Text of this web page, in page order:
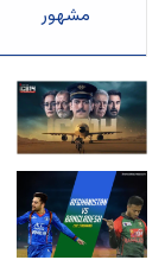
مشهور